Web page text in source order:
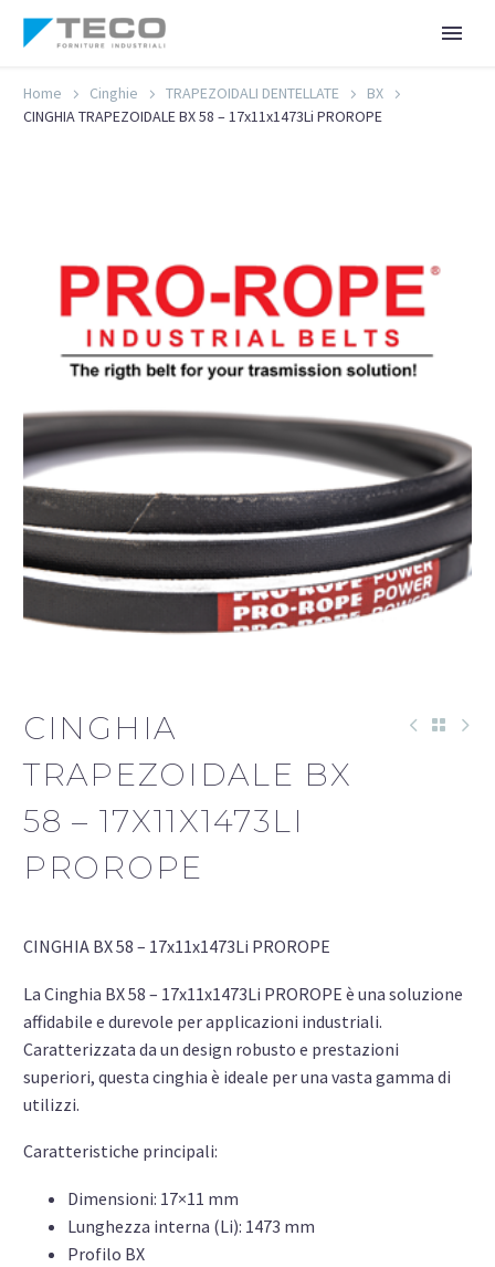
Home Cinghie TRAPEZOIDALI DENTELLATE
BX
CINGHIA TRAPEZOIDALE BX 58 – 17x11x1473Li PROROPE
CINGHIA
TRAPEZOIDALE BX
58 – 17X11X1473LI
PROROPE
CINGHIA BX 58 – 17x11x1473Li PROROPE
La Cinghia BX 58 – 17x11x1473Li PROROPE è una soluzione
affidabile e durevole per applicazioni industriali.
Caratterizzata da un design robusto e prestazioni
superiori, questa cinghia è ideale per una vasta gamma di
utilizzi.
Caratteristiche principali:
Dimensioni: 17×11 mm
Lunghezza interna (Li): 1473 mm
Profilo BX